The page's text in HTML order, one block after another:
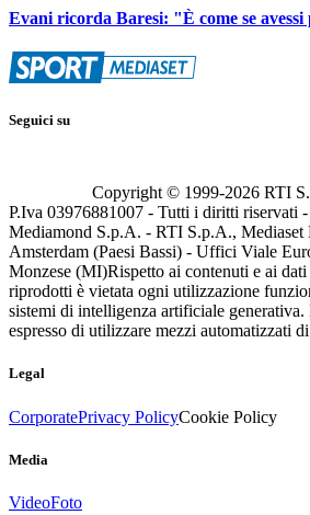
Evani ricorda Baresi: "È come se
Seguici su
Copyright © 1999-2026 RTI
P.Iva 03976881007 - Tutti i diritti riservati
Mediamond S.p.A. - RTI S.p.A., Mediaset
Amsterdam (Paesi Bassi) - Uffici Viale
Monzese (MI)Rispetto ai contenuti e ai
riprodotti è vietata ogni utilizzazione
sistemi di intelligenza artificiale
espresso di utilizzare mezzi automatizzati
Legal
CorporatePrivacy PolicyCookie Policy
Media
VideoFoto